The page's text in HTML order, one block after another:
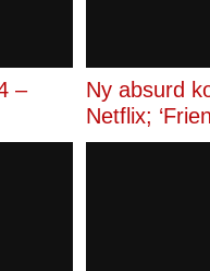
–
Ny absurd
Netflix;